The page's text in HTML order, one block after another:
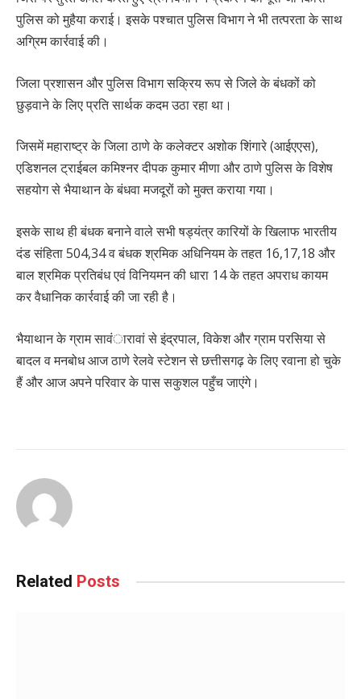
पुलिस को मुहैया कराई। इसके पश्चात पुलिस विभाग ने भी तत्परता के साथ
अग्रिम कार्रवाई की।
जिला प्रशासन और पुलिस विभाग सक्रिय रूप से जिले के बंधकों को
छुड़वाने के लिए प्रति सार्थक कदम उठा रहा था।
जिसमें महाराष्ट्र के जिला ठाणे के कलेक्टर अशोक शिंगारे (आईएएस),
एडिशनल ट्राईबल कमिश्नर दीपक कुमार मीणा और ठाणे पुलिस के विशेष
सहयोग से भैयाथान के बंधवा मजदूरों को मुक्त कराया गया।
इसके साथ ही बंधक बनाने वाले सभी षड्यंत्र कारियों के खिलाफ भारतीय
दंड संहिता 504,34 व बंधक श्रमिक अधिनियम के तहत 16,17,18 और
बाल श्रमिक प्रतिबंध एवं विनियमन की धारा 14 के तहत अपराध कायम
कर वैधानिक कार्रवाई की जा रही है।
भैयाथान के ग्राम सावंारावां से इंद्रपाल, विकेश और ग्राम परसिया से
बादल व मनबोध आज ठाणे रेलवे स्टेशन से छत्तीसगढ़ के लिए रवाना हो चुके
हैं और आज अपने परिवार के पास सकुशल पहुँच जाएंगे।
Related Posts